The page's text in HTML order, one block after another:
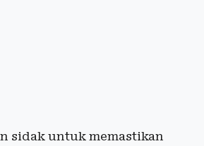
sidak untuk memastikan